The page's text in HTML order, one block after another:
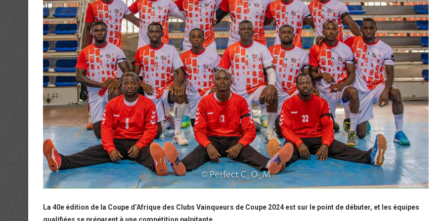
La 40e édition de la Coupe d’Afrique des Clubs Vainqueurs de Coupe 2024 est sur le point de débuter, et les équipes